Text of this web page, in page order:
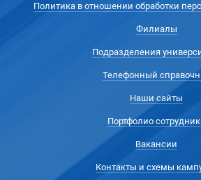
Политика в отношении обработки
Филиалы
Подразделения
Телефонный
Наши сайты
Портфолио
Вакансии
Контакты и схемы